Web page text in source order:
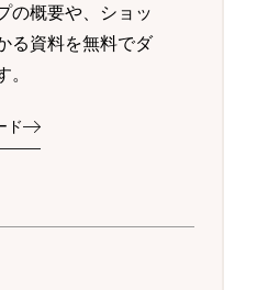
の概要や、ショッ
る資料を無料でダ
。
ド